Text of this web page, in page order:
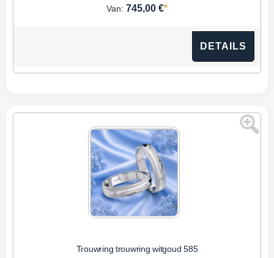
Van: 745,00 €*
DETAILS
Trouwring trouwring witgoud 585